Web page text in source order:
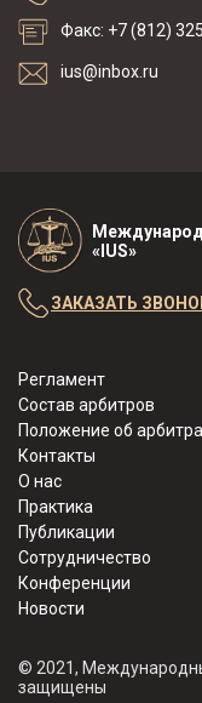
Факс: +7 (812)
ius@inbox.ru
«IUS»
Регламент
Состав арбитров
Положение об
Контакты
О нас
Практика
Публикации
Сотрудничество
Конференции
Новости
© 2021,
защищены
ЗАКАЗАТЬ